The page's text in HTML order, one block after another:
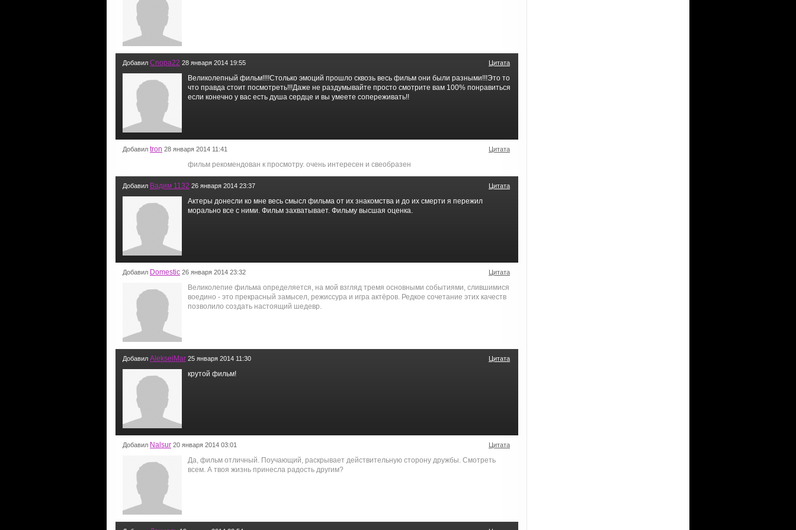
Добавил Cnopa22 28 января 2014 19:55 Цитата
Великолепный фильм!!!!Столько эмоций прошло сквозь весь фильм они были разными!!!Это то
что правда стоит посмотреть!!!Даже не раздумывайте просто смотрите вам 100% понравиться
если конечно у вас есть душа сердце и вы умеете сопереживать!!
Добавил tron 28 января 2014 11:41 Цитата
фильм рекомендован к просмотру. очень интересен и свеобразен
Добавил Вадим 1132 26 января 2014 23:37 Цитата
Актеры донесли ко мне весь смысл фильма от их знакомства и до их смерти я пережил
морально все с ними. Фильм захватывает. Фильму высшая оценка.
Добавил Domestic 26 января 2014 23:32 Цитата
Великолепие фильма определяется, на мой взгляд тремя основными событиями, слившимися
воедино - это прекрасный замысел, режиссура и игра актёров. Редкое сочетание этих качеств
позволило создать настоящий шедевр.
Добавил AlekseiMar 25 января 2014 11:30 Цитата
крутой фильм!
Добавил Nalsur 20 января 2014 03:01 Цитата
Да, фильм отличный. Поучающий, раскрывает действительную сторону дружбы. Смотреть
всем. А твоя жизнь принесла радость другим?